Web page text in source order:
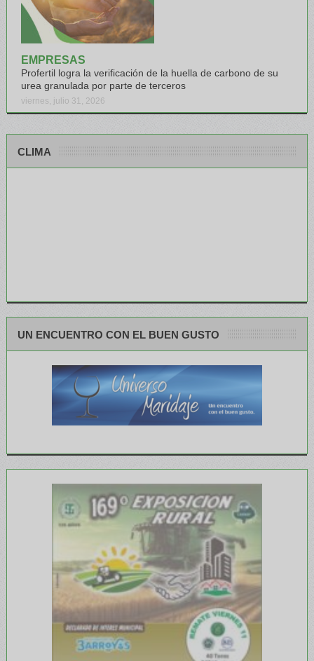
EMPRESAS
Profertil logra la verificación de la huella de carbono de su
urea granulada por parte de terceros
viernes, julio 31, 2026
CLIMA
UN ENCUENTRO CON EL BUEN GUSTO